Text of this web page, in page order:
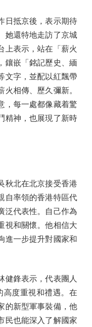
抵京後，表示期待
她還特地走訪了京城
上表示，站在「薪火
鑲嵌「銘記歷史、緬
文字，並配以紅飄帶
相傳、歷久彌新。
，每一處都像藏着驚
精神，也展現了新時
北在北京接受香港
自率領的香港特區代
泛代表性。自己作為
視和關懷。他相信大
進一步提升對國家和
鋒表示，代表團人
高度重視和禮遇。在
的新型軍事裝備，他
民也能深入了解國家